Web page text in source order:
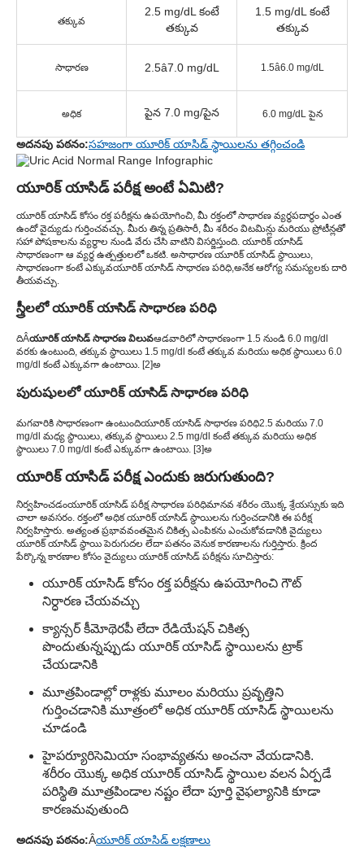
తక్కువ
2.5 mg/dL కంటే
తక్కువ
1.5 mg/dL కంటే
తక్కువ
సాధారణ 2.5â7.0 mg/dL 1.5â6.0 mg/dL
అధిక పైన 7.0 mg/పైన 6.0 mg/dL పైన
అదనపు పఠనం:సహజంగా యూరిక్ యాసిడ్ స్థాయిలను తగ్గించండి
యూరిక్ యాసిడ్ పరీక్ష అంటే ఏమిటి?
యూరిక్ యాసిడ్ కోసం రక్త పరీక్షను ఉపయోగించి, మీ రక్తంలో సాధారణ వ్యర్థపదార్థం ఎంత
ఉందో వైద్యుడు గుర్తించవచ్చు. మీరు తిన్న ప్రతిసారీ, మీ శరీరం విటమిన్లు మరియు ప్రోటీన్లతో
సహా పోషకాలను వ్యర్థాల నుండి వేరు చేసి వాటిని విసర్జిస్తుంది. యూరిక్ యాసిడ్
సాధారణంగా ఆ వ్యర్థ ఉత్పత్తులలో ఒకటి. అసాధారణ యూరిక్ యాసిడ్ స్థాయిలు,
సాధారణంగా కంటే ఎక్కువయూరిక్ యాసిడ్ సాధారణ పరిధి, అనేక ఆరోగ్య సమస్యలకు దారి
తీయవచ్చు.
స్త్రీలలో యూరిక్ యాసిడ్ సాధారణ పరిధి
దిÂయూరిక్ యాసిడ్ సాధారణ విలువఆడవారిలో సాధారణంగా 1.5 నుండి 6.0 mg/dl
వరకు ఉంటుంది, తక్కువ స్థాయిలు 1.5 mg/dl కంటే తక్కువ మరియు అధిక స్థాయిలు 6.0
mg/dl కంటే ఎక్కువగా ఉంటాయి. [2]అ
పురుషులలో యూరిక్ యాసిడ్ సాధారణ పరిధి
మగవారికి సాధారణంగా ఉంటుందియూరిక్ యాసిడ్ సాధారణ పరిధి2.5 మరియు 7.0
mg/dl మధ్య స్థాయిలు, తక్కువ స్థాయిలు 2.5 mg/dl కంటే తక్కువ మరియు అధిక
స్థాయిలు 7.0 mg/dl కంటే ఎక్కువగా ఉంటాయి. [3]అ
యూరిక్ యాసిడ్ పరీక్ష ఎందుకు జరుగుతుంది?
నిర్వహించడంయూరిక్ యాసిడ్ పరీక్ష సాధారణ పరిధిమానవ శరీరం యొక్క శ్రేయస్సుకు ఇది
చాలా అవసరం. రక్తంలో అధిక యూరిక్ యాసిడ్ స్థాయిలను గుర్తించడానికి ఈ పరీక్ష
నిర్వహిస్తారు. అత్యంత ప్రభావవంతమైన చికిత్స ఎంపికను ఎంచుకోవడానికి వైద్యులు
యూరిక్ యాసిడ్ స్థాయి పెరుగుదల లేదా పతనం వెనుక కారణాలను గుర్తిస్తారు. క్రింద
పేర్కొన్న కారణాల కోసం వైద్యులు యూరిక్ యాసిడ్ పరీక్షను సూచిస్తారు:
యూరిక్ యాసిడ్ కోసం రక్త పరీక్షను ఉపయోగించి గౌట్
నిర్ధారణ చేయవచ్చు
క్యాన్సర్ కీమోథెరపీ లేదా రేడియేషన్ చికిత్స
పొందుతున్నప్పుడు యూరిక్ యాసిడ్ స్థాయిలను ట్రాక్
చేయడానికి
మూత్రపిండాల్లో రాళ్లకు మూలం మరియు ప్రవృత్తిని
గుర్తించడానికి మూత్రంలో అధిక యూరిక్ యాసిడ్ స్థాయిలను
చూడండి
హైపర్యూరిసెమియా సంభావ్యతను అంచనా వేయడానికి.
శరీరం యొక్క అధిక యూరిక్ యాసిడ్ స్థాయిల వలన ఏర్పడే
పరిస్థితి మూత్రపిండాల నష్టం లేదా పూర్తి వైఫల్యానికి కూడా
కారణమవుతుంది
అదనపు పఠనం:Âయూరిక్ యాసిడ్ లక్షణాలు